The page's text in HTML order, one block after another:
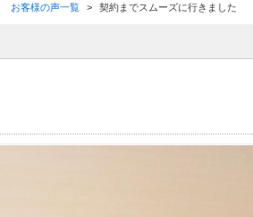
お客様の声一覧 > 契約までスムーズに行きました